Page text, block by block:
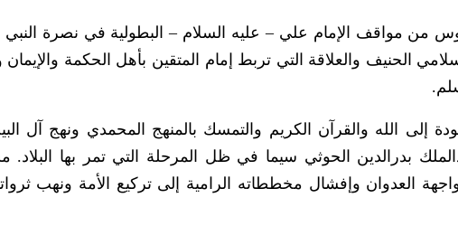
من مواقف الإمام علي – عليه السلام – البطولية في نصرة النبي
الحنيف والعلاقة التي تربط إمام المتقين بأهل الحكمة
إلى الله والقرآن الكريم والتمسك بالمنهج المحمدي ونهج آل
بدرالدين الحوثي سيما في ظل المرحلة التي تمر بها
العدوان وإفشال مخططاته الرامية إلى تركيع الأمة ونهب